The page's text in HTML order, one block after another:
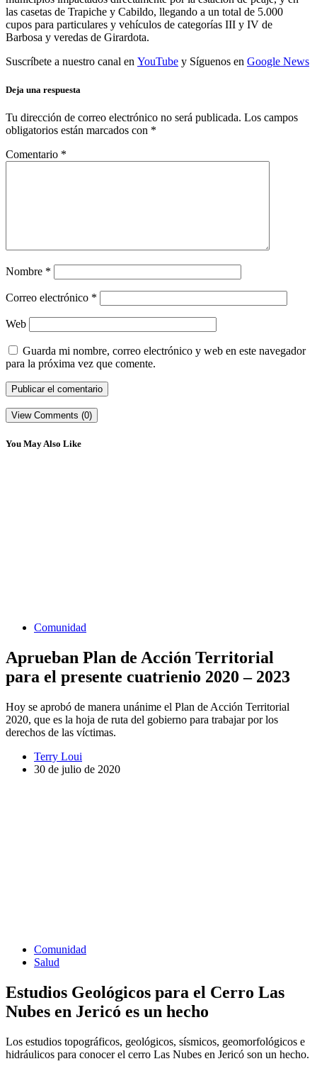
las casetas de Trapiche y Cabildo, llegando a un total de 5.000
cupos para particulares y vehículos de categorías III y IV de
Barbosa y veredas de Girardota.
Suscríbete a nuestro canal en YouTube y Síguenos en Google News
Deja una respuesta
Tu dirección de correo electrónico no será publicada. Los campos
obligatorios están marcados con *
Comentario *
Nombre *
Correo electrónico *
Web
Guarda mi nombre, correo electrónico y web en este navegador
para la próxima vez que comente.
View Comments (0)
You May Also Like
Comunidad
Aprueban Plan de Acción Territorial
para el presente cuatrienio 2020 – 2023
Hoy se aprobó de manera unánime el Plan de Acción Territorial
2020, que es la hoja de ruta del gobierno para trabajar por los
derechos de las víctimas.
Terry Loui
30 de julio de 2020
Comunidad
Salud
Estudios Geológicos para el Cerro Las
Nubes en Jericó es un hecho
Los estudios topográficos, geológicos, sísmicos, geomorfológicos e
hidráulicos para conocer el cerro Las Nubes en Jericó son un hecho.